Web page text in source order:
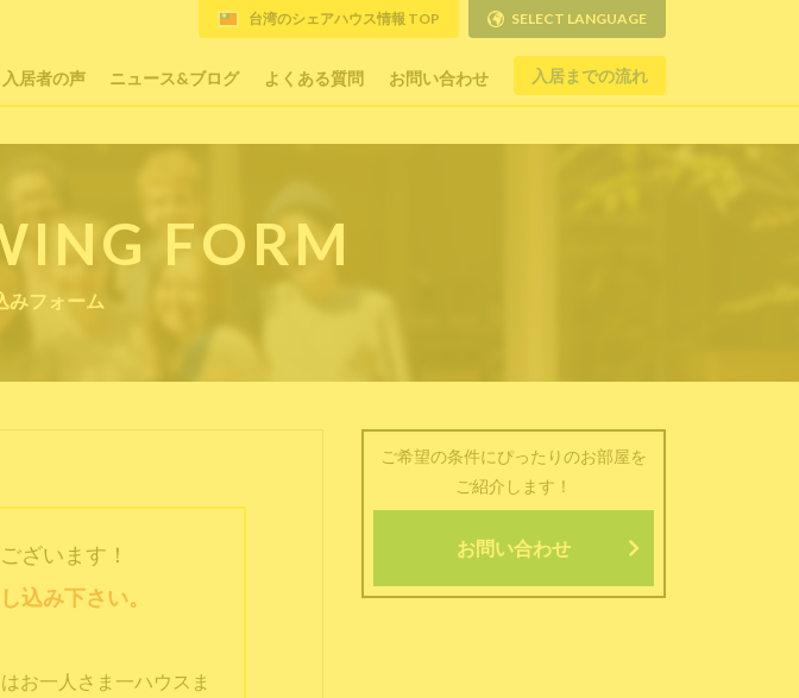
入居者の声 ニュース&ブログ よくある質問 お問い合わせ 入居までの流れ
台湾のシェアハウス情報 TOP SELECT LANGUAGE
FORM
みフォーム
ざいます！
込み下さい。
お一人さま一ハウスま
ご希望の条件にぴったりのお部屋を
ご紹介します！
お問い合わせ